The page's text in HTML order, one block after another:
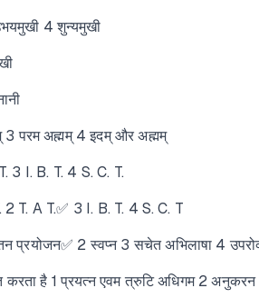
4 शुन्यमुखी
3 परम अह्मम् 4 इदम् और अह्मम्
3 I. B. T. 4 S. C. T.
2 T. A T.✅ 3 I. B. T. 4 S. C. T
प्रयोजन✅ 2 स्वप्न 3 सचेत अभिलाषा 4
है 1 प्रयत्न एवम त्रुटि अधिगम 2 अनुकरन